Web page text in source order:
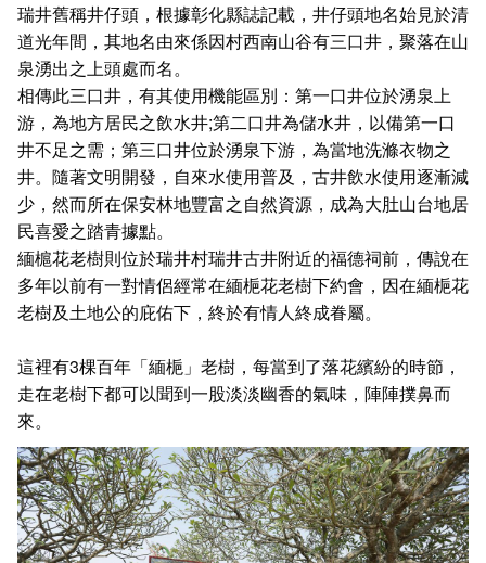
瑞井舊稱井仔頭，根據彰化縣誌記載，井仔頭地名始見於清
道光年間，其地名由來係因村西南山谷有三口井，聚落在山
泉湧出之上頭處而名。
相傳此三口井，有其使用機能區別：第一口井位於湧泉上
游，為地方居民之飲水井;第二口井為儲水井，以備第一口
井不足之需；第三口井位於湧泉下游，為當地洗滌衣物之
井。隨著文明開發，自來水使用普及，古井飲水使用逐漸減
少，然而所在保安林地豐富之自然資源，成為大肚山台地居
民喜愛之踏青據點。
緬槴花老樹則位於瑞井村瑞井古井附近的福德祠前，傳說在
多年以前有一對情侶經常在緬梔花老樹下約會，因在緬梔花
老樹及土地公的庇佑下，終於有情人終成眷屬。
這裡有3棵百年 「緬梔」 老樹，每當到了落花繽紛的時節，
走在老樹下都可以聞到一股淡淡幽香的氣味，陣陣撲鼻而
來。